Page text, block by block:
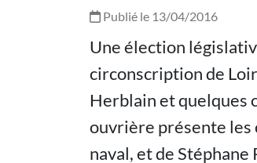
Publié le 13/04/2016
Une élection
circonscription de
Herblain et quelques
ouvrière présente les
naval, et de